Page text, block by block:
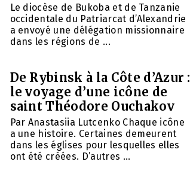
Le diocèse de Bukoba et de Tanzanie
occidentale du Patriarcat d’Alexandrie
a envoyé une délégation missionnaire
dans les régions de ...
De Rybinsk à la Côte d’Azur :
le voyage d’une icône de
saint Théodore Ouchakov
Par Anastasiia Lutcenko Chaque icône
a une histoire. Certaines demeurent
dans les églises pour lesquelles elles
ont été créées. D’autres ...